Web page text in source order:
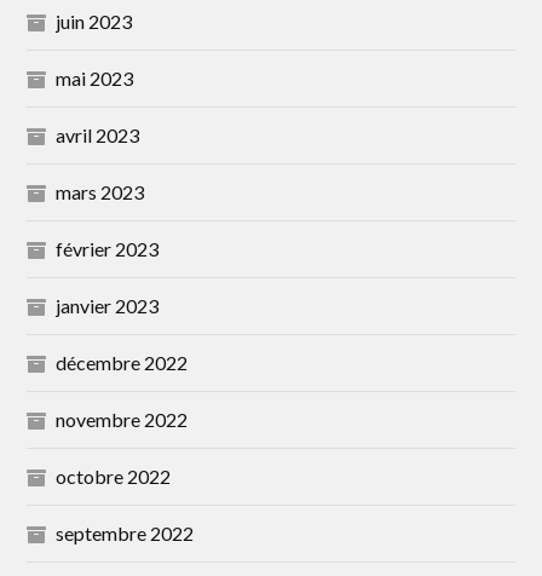
juin 2023
mai 2023
avril 2023
mars 2023
février 2023
janvier 2023
décembre 2022
novembre 2022
octobre 2022
septembre 2022